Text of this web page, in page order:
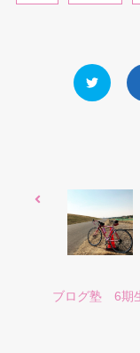
ブログ塾 6期